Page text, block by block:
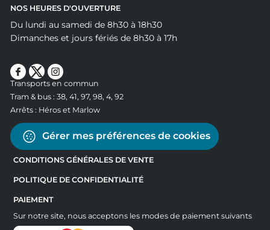
NOS HEURES D'OUVERTURE
Du lundi au samedi de 8h30 à 18h30
Dimanches et jours fériés de 8h30 à 17h
Transports en commun
Tram & bus : 38, 41, 97, 98, 4, 92
Arrêts : Héros et Marlow
Gérer mes préférences de cookies
CONDITIONS GÉNÉRALES DE VENTE
POLITIQUE DE CONFIDENTIALITÉ
PAIEMENT
Sur notre site, nous acceptons les modes de paiement suivants